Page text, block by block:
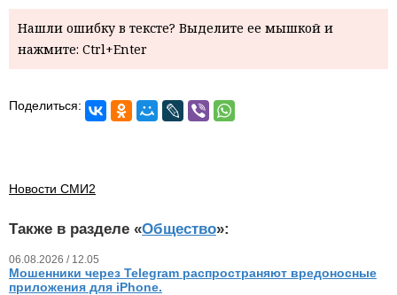
Нашли ошибку в тексте? Выделите ее мышкой и
нажмите: Ctrl+Enter
Поделиться:
Новости СМИ2
Также в разделе «Общество»:
06.08.2026 / 12.05
Мошенники через Telegram распространяют вредоносные
приложения для iPhone.